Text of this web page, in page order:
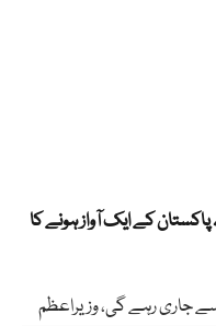
کے ایک آواز ہونے کا
رہے گی، وزیراعظم